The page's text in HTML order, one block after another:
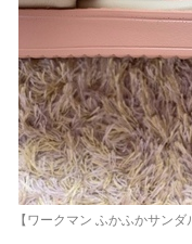
【ワークマン ふかふかサン